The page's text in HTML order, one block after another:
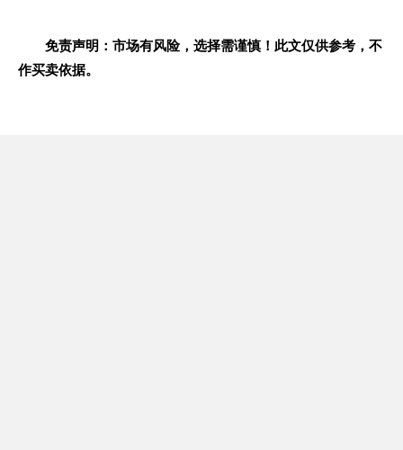
免责声明：市场有风险，选择需谨慎！此文仅供参考，不
作买卖依据。